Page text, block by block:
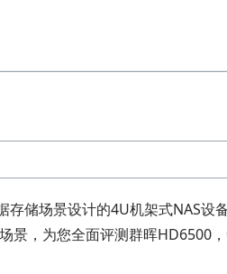
储场景设计的4U机架式NAS设
景，为您全面评测群晖HD6500